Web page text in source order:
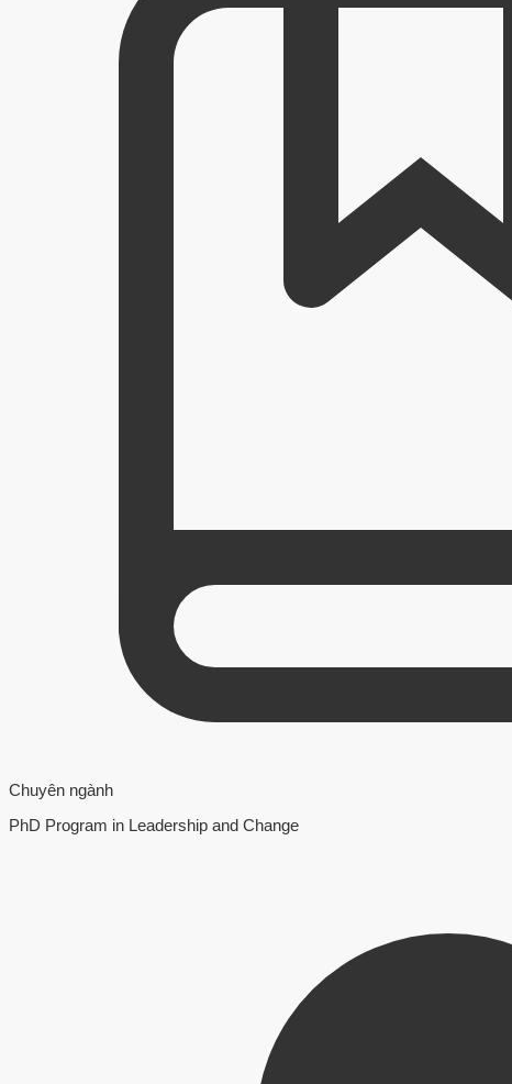
Chuyên ngành
PhD Program in Leadership and Change